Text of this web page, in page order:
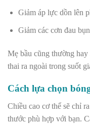
Giảm áp lực dồn lên
Giảm các cơn đau
Mẹ bầu cũng thường
thai ra ngoài trong suốt
Cách lựa chọn
Chiều cao cơ thể sẽ chỉ
thước phù hợp với bạn.